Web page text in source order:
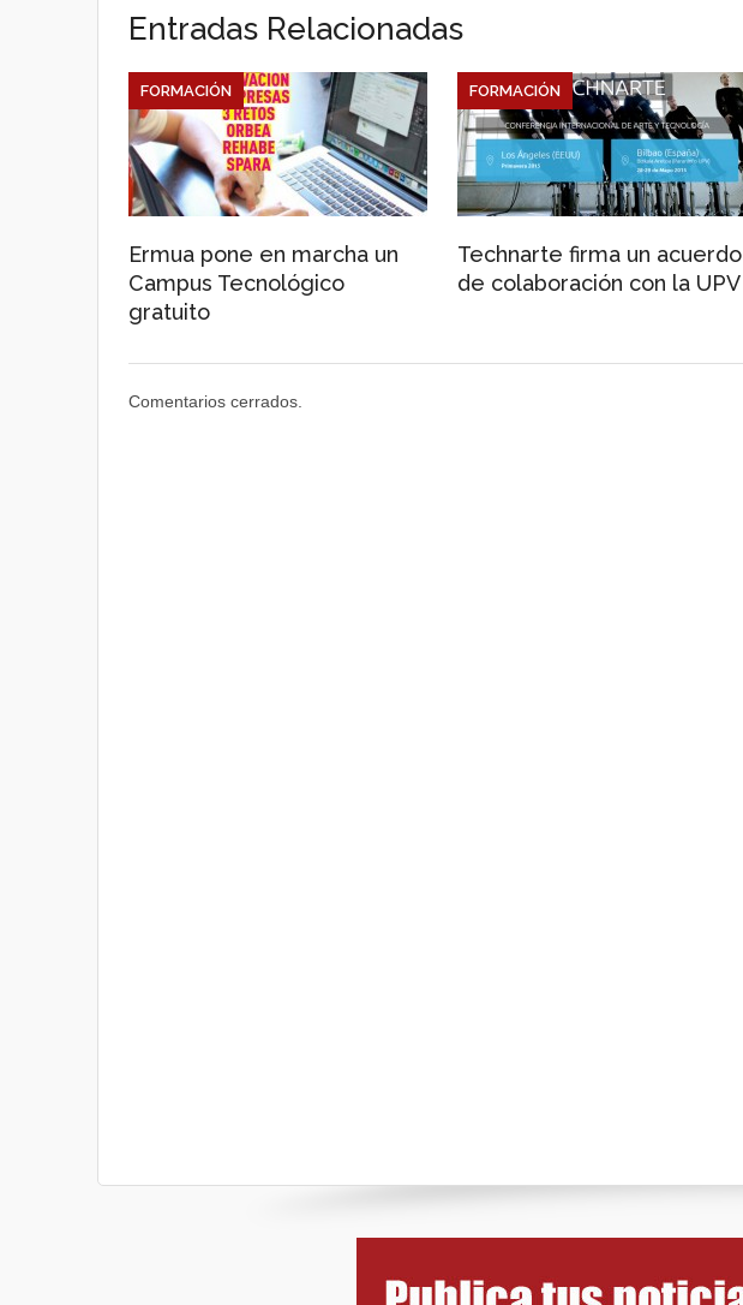
Entradas Relacionadas
Ermua pone en marcha un
Campus Tecnológico
gratuito
FORMACIÓN
Technarte firma un acuerdo
de colaboración con la UPV
FORMACIÓN
Comentarios cerrados.